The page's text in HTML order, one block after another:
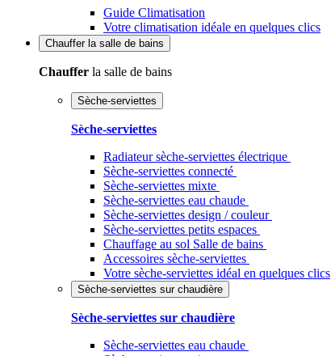
Guide Climatisation
Votre climatisation idéale en quelques clics
Chauffer la salle de bains
Chauffer la salle de bains
Sèche-serviettes
Sèche-serviettes
Radiateur sèche-serviettes électrique
Sèche-serviettes connecté
Sèche-serviettes mixte
Sèche-serviettes eau chaude
Sèche-serviettes design / couleur
Sèche-serviettes petits espaces
Chauffage au sol Salle de bains
Accessoires sèche-serviettes
Votre sèche-serviettes idéal en quelques clics
Sèche-serviettes sur chaudière
Sèche-serviettes sur chaudière
Sèche-serviettes eau chaude